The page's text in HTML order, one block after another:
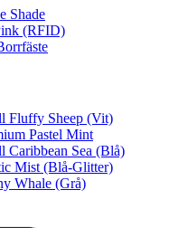
Shade
(RFID)
Fluffy Sheep (Vit)
Pastel Mint
Sea (Blå)
Mist (Blå-Glitter)
Whale (Grå)